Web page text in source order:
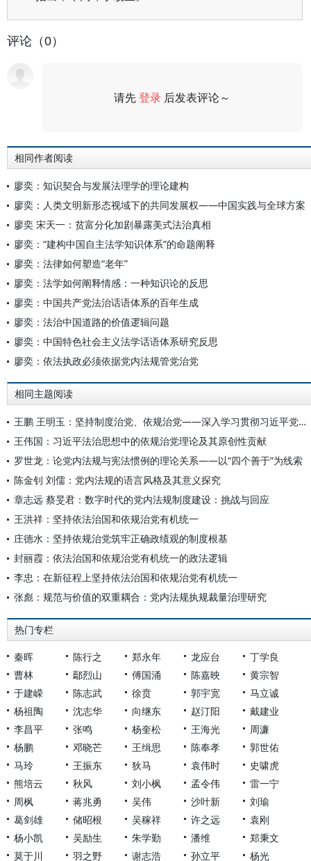
评论（0）
请先登录 后发表评论～
相同作者阅读
廖奕：知识契合与发展法理学的理论建构
廖奕：人类文明新形态视域下的共同发展权——中国实践与全球方案
廖奕 宋天一：贫富分化加剧暴露美式法治真相
廖奕：“建构中国自主法学知识体系”的命题阐释
廖奕：法律如何塑造“老年”
廖奕：法学如何阐释情感：一种知识论的反思
廖奕：中国共产党法治话语体系的百年生成
廖奕：法治中国道路的价值逻辑问题
廖奕：中国特色社会主义法学话语体系研究反思
廖奕：依法执政必须依据党内法规管党治党
相同主题阅读
王鹏 王明玉：坚持制度治党、依规治党——深入学习贯彻习近平党建思想系列述评之十三
王伟国：习近平法治思想中的依规治党理论及其原创性贡献
罗世龙：论党内法规与宪法惯例的理论关系——以“四个善于”为线索
陈金钊 刘儒：党内法规的语言风格及其意义探究
章志远 蔡旻君：数字时代的党内法规制度建设：挑战与回应
王洪祥：坚持依法治国和依规治党有机统一
庄德水：坚持依规治党筑牢正确政绩观的制度根基
封丽霞：依法治国和依规治党有机统一的政法逻辑
李忠：在新征程上坚持依法治国和依规治党有机统一
张彪：规范与价值的双重耦合：党内法规执规裁量治理研究
热门专栏
秦晖 陈行之 郑永年 龙应台
丁学良
曹林
鄢烈山 傅国涌 陈嘉映
黄宗智
于建嵘
陈志武 徐贲 郭宇宽
马立诚
杨祖陶
沈志华 向继东 赵汀阳
戴建业
李昌平
张鸣 杨奎松 王海光
周濂
杨鹏
邓晓芒 王缉思 陈奉孝
郭世佑
马玲
王振东 狄马 袁伟时
史啸虎
熊培云
秋风 刘小枫 孟令伟
雷一宁
周枫
蒋兆勇 吴伟 沙叶新
刘瑜
葛剑雄
储昭根 吴稼祥 许之远
袁刚
杨小凯
吴励生 朱学勤 潘维
郑秉文
莫于川
羽之野 谢志浩 孙立平 杨光